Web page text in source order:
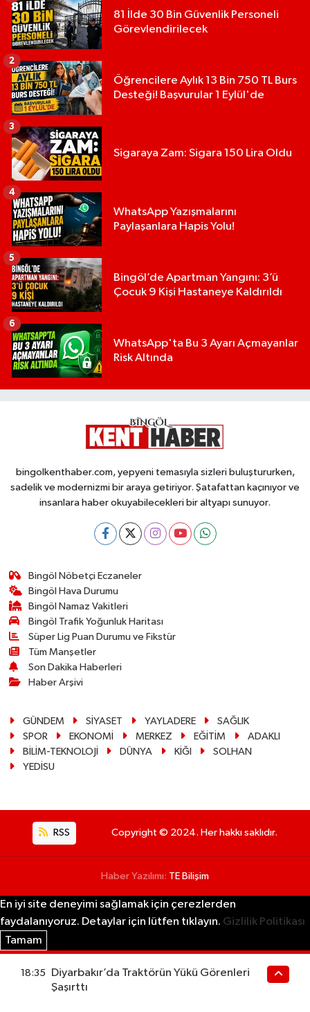
81 İlde 30 Bin Güvenlik Personeli
Görevlendirilecek
Öğrencilere Aylık 13 Bin 750 TL Burs
Desteği! Başvurular 1 Eylül'de
2
Sigaraya Zam: Sigara 150 Lira Oldu
3
WhatsApp Yazışmalarını
Paylaşanlara Hapis Yolu!
4
Bingöl’de Apartman Yangını: 3’ü
Çocuk 9 Kişi Hastaneye Kaldırıldı
5
WhatsApp'ta Bu 3 Ayarı Açmayanlar
Risk Altında
6
bingolkenthaber.com, yepyeni temasıyla sizleri buluştururken,
sadelik ve modernizmi bir araya getiriyor. Şatafattan kaçınıyor ve
insanlara haber okuyabilecekleri bir altyapı sunuyor.
Bingöl Nöbetçi Eczaneler
Bingöl Hava Durumu
Bingöl Namaz Vakitleri
Bingöl Trafik Yoğunluk Haritası
Süper Lig Puan Durumu ve Fikstür
Tüm Manşetler
Son Dakika Haberleri
Haber Arşivi
GÜNDEM SİYASET YAYLADERE
SAĞLIK
SPOR
EKONOMİ MERKEZ EĞİTİM
ADAKLI
BİLİM-TEKNOLOJİ
DÜNYA KİĞI
SOLHAN
YEDİSU
RSS Copyright © 2024. Her hakkı saklıdır.
Haber Yazılımı: TE Bilişim
En iyi site deneyimi sağlamak için çerezlerden
faydalanıyoruz. Detaylar için lütfen tıklayın. Gizlilik Politikası
Tamam
18:35
Diyarbakır’da Traktörün Yükü Görenleri
Şaşırttı